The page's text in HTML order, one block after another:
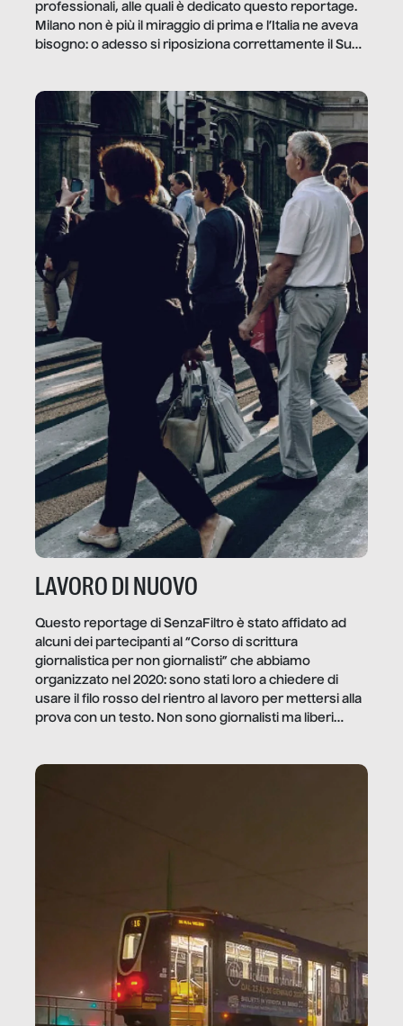
professionali, alle quali è dedicato questo reportage.
Milano non è più il miraggio di prima e l’Italia ne aveva
bisogno: o adesso si riposiziona correttamente il Sud
LAVORO DI NUOVO
Questo reportage di SenzaFiltro è stato affidato ad
alcuni dei partecipanti al “Corso di scrittura
giornalistica per non giornalisti” che abbiamo
organizzato nel 2020: sono stati loro a chiedere di
usare il filo rosso del rientro al lavoro per mettersi alla
prova con un testo. Non sono giornalisti ma liberi